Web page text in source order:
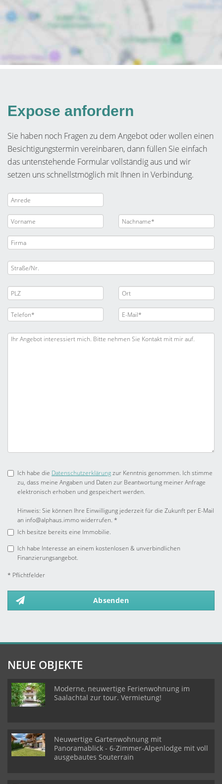
Expose anfordern
Sie haben noch Fragen zu dem Angebot oder wollen einen
Besichtigungstermin vereinbaren, dann füllen Sie einfach
das untenstehende Formular vollständig aus und wir
setzen uns schnellstmöglich mit Ihnen in Verbindung.
Ich habe die Datenschutzerklärungzur Kenntnis genommen. Ich stimme
zu, dass meine Angaben und Daten zur Beantwortung meiner Anfrage
elektronisch erhoben und gespeichert werden.
Hinweis: Sie können Ihre Einwilligung jederzeit für die Zukunft per E-Mail
an info@alphaus.immo widerrufen. *
Ich besitze bereits eine Immobilie.
Ich habe Interesse an einem kostenlosen & unverbindlichen
Finanzierungsangebot.
* Pflichtfelder
Absenden
NEUE OBJEKTE
Moderne, neuwertige Ferienwohnung im
Saalachtal zur tour. Vermietung!
Neuwertige Gartenwohnung mit
Panoramablick - 6-Zimmer-Alpenlodge mit voll
ausgebautes Souterrain